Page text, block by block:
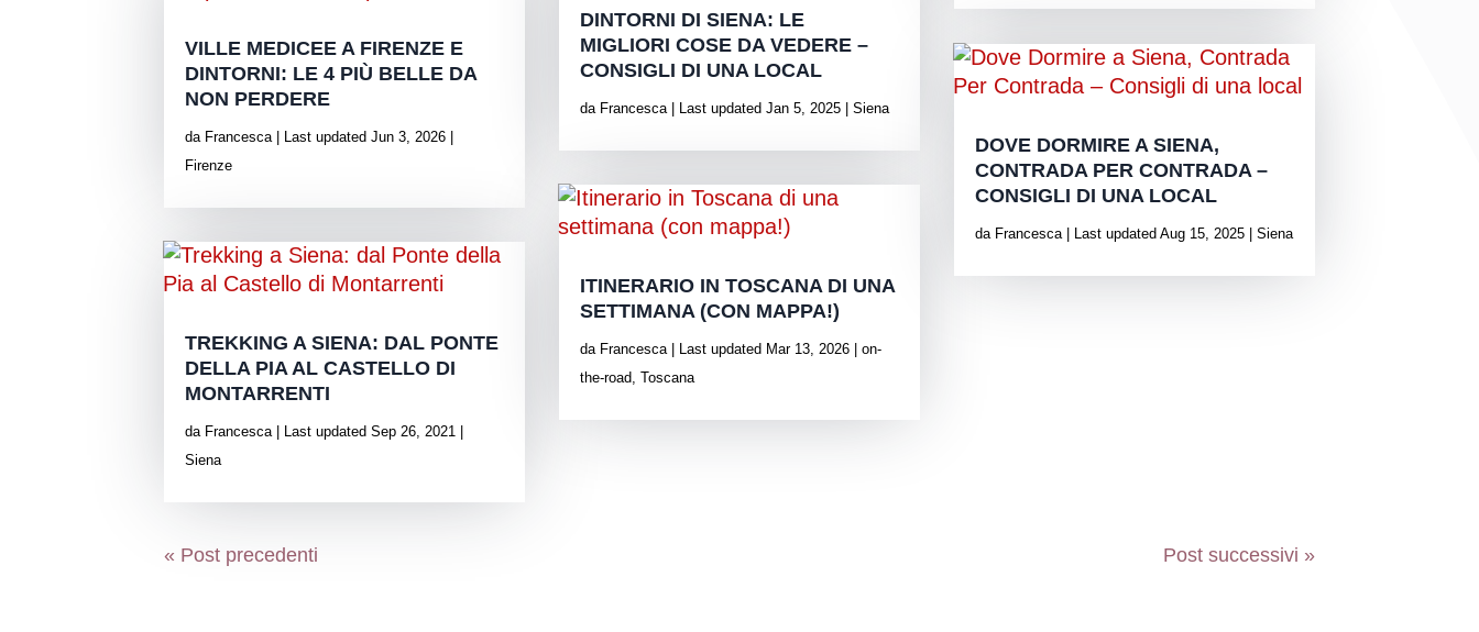
VILLE MEDICEE A FIRENZE E
DINTORNI: LE 4 PIÙ BELLE DA
NON PERDERE
da Francesca | Last updated Jun 3, 2026 |
Firenze
TREKKING A SIENA: DAL PONTE
DELLA PIA AL CASTELLO DI
MONTARRENTI
da Francesca Last updated Sep 26, 2021
Siena
DINTORNI DI SIENA: LE
MIGLIORI COSE DA VEDERE –
CONSIGLI DI UNA LOCAL
da Francesca | Last updated Jan 5, 2025 |Siena
ITINERARIO IN TOSCANA DI UNA
SETTIMANA (CON MAPPA!)
da Francesca Last updated Mar 13, 2026 |on-
the-road ,Toscana
DOVE DORMIRE A SIENA,
CONTRADA PER CONTRADA –
CONSIGLI DI UNA LOCAL
da Francesca Last updated Aug 15, 2025 |Siena
« Post precedenti Post successivi »